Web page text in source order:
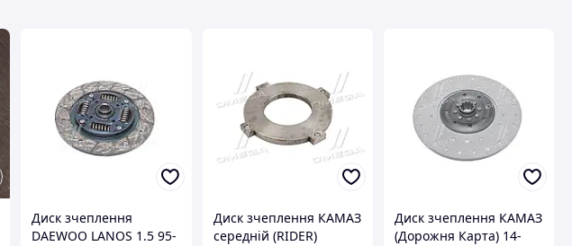
Диск зчеплення
DAEWOO LANOS 1.5 95-
Диск зчеплення КАМАЗ
середній (RIDER)
Диск зчеплення КАМАЗ
(Дорожня Карта) 14-